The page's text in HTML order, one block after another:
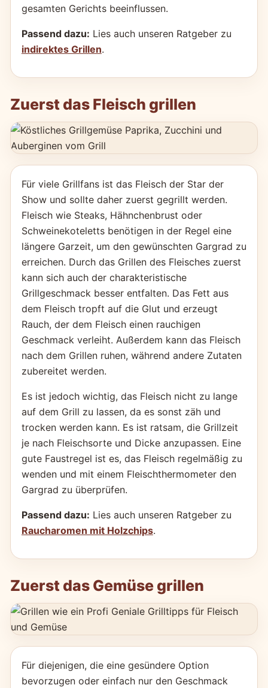
gesamten Gerichts beeinflussen.
Passend dazu: Lies auch unseren Ratgeber zu
indirektes Grillen.
Zuerst das Fleisch grillen
Für viele Grillfans ist das Fleisch der Star der
Show und sollte daher zuerst gegrillt werden.
Fleisch wie Steaks, Hähnchenbrust oder
Schweinekoteletts benötigen in der Regel eine
längere Garzeit, um den gewünschten Gargrad zu
erreichen. Durch das Grillen des Fleisches zuerst
kann sich auch der charakteristische
Grillgeschmack besser entfalten. Das Fett aus
dem Fleisch tropft auf die Glut und erzeugt
Rauch, der dem Fleisch einen rauchigen
Geschmack verleiht. Außerdem kann das Fleisch
nach dem Grillen ruhen, während andere Zutaten
zubereitet werden.
Es ist jedoch wichtig, das Fleisch nicht zu lange
auf dem Grill zu lassen, da es sonst zäh und
trocken werden kann. Es ist ratsam, die Grillzeit
je nach Fleischsorte und Dicke anzupassen. Eine
gute Faustregel ist es, das Fleisch regelmäßig zu
wenden und mit einem Fleischthermometer den
Gargrad zu überprüfen.
Passend dazu: Lies auch unseren Ratgeber zu
Raucharomen mit Holzchips.
Zuerst das Gemüse grillen
Für diejenigen, die eine gesündere Option
bevorzugen oder einfach nur den Geschmack